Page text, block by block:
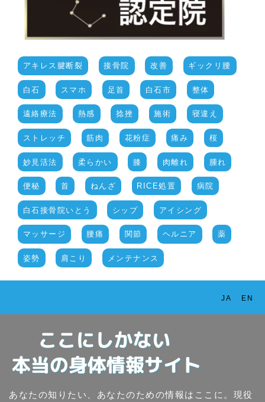
アキレス腱断裂 接骨院 改善 ギックリ腰
白石 スマホ 足首 白石市 整体
遠絡療法 熱感 捻挫 施術 寝違え
ストレッチ 筋肉 花粉症 痛み 桜
妙見活法 柔らかい 膝 肉離れ 腫れ
便秘 首 ねんざ RICE処置 病院
白石接骨院いとう シップ アイシング
マッサージ 腰痛 関節 ヘルニア 薬
姿勢 肩こり メンテナンス
EN
JA
あなたの知りたい、あなたのための情報はここに。現役